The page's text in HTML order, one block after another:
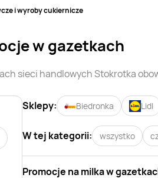
i wyroby cukiernicze
w gazetkach
sieci handlowychStokrotka
Sklepy: Biedronka Lidl
W tej kategorii: wszystko
Promocje namilkaw